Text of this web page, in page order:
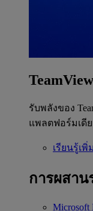
รับพลังของ
แพลตฟอร์มเดี
เรียนรู้เพิ่
การผสา
Microsoft